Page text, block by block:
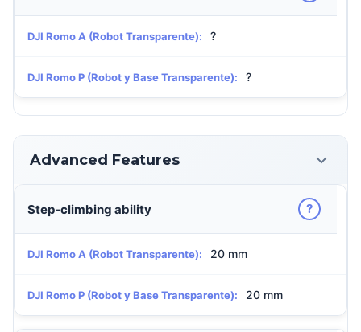
DJI Romo A (Robot Transparente): ?
DJI Romo P (Robot y Base Transparente): ?
Advanced Features
Step-climbing ability ?
DJI Romo A (Robot Transparente): 20 mm
DJI Romo P (Robot y Base Transparente): 20 mm